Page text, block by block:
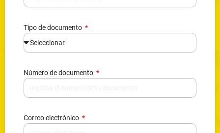
Tipo de documento
Número de documento
Correo electrónico